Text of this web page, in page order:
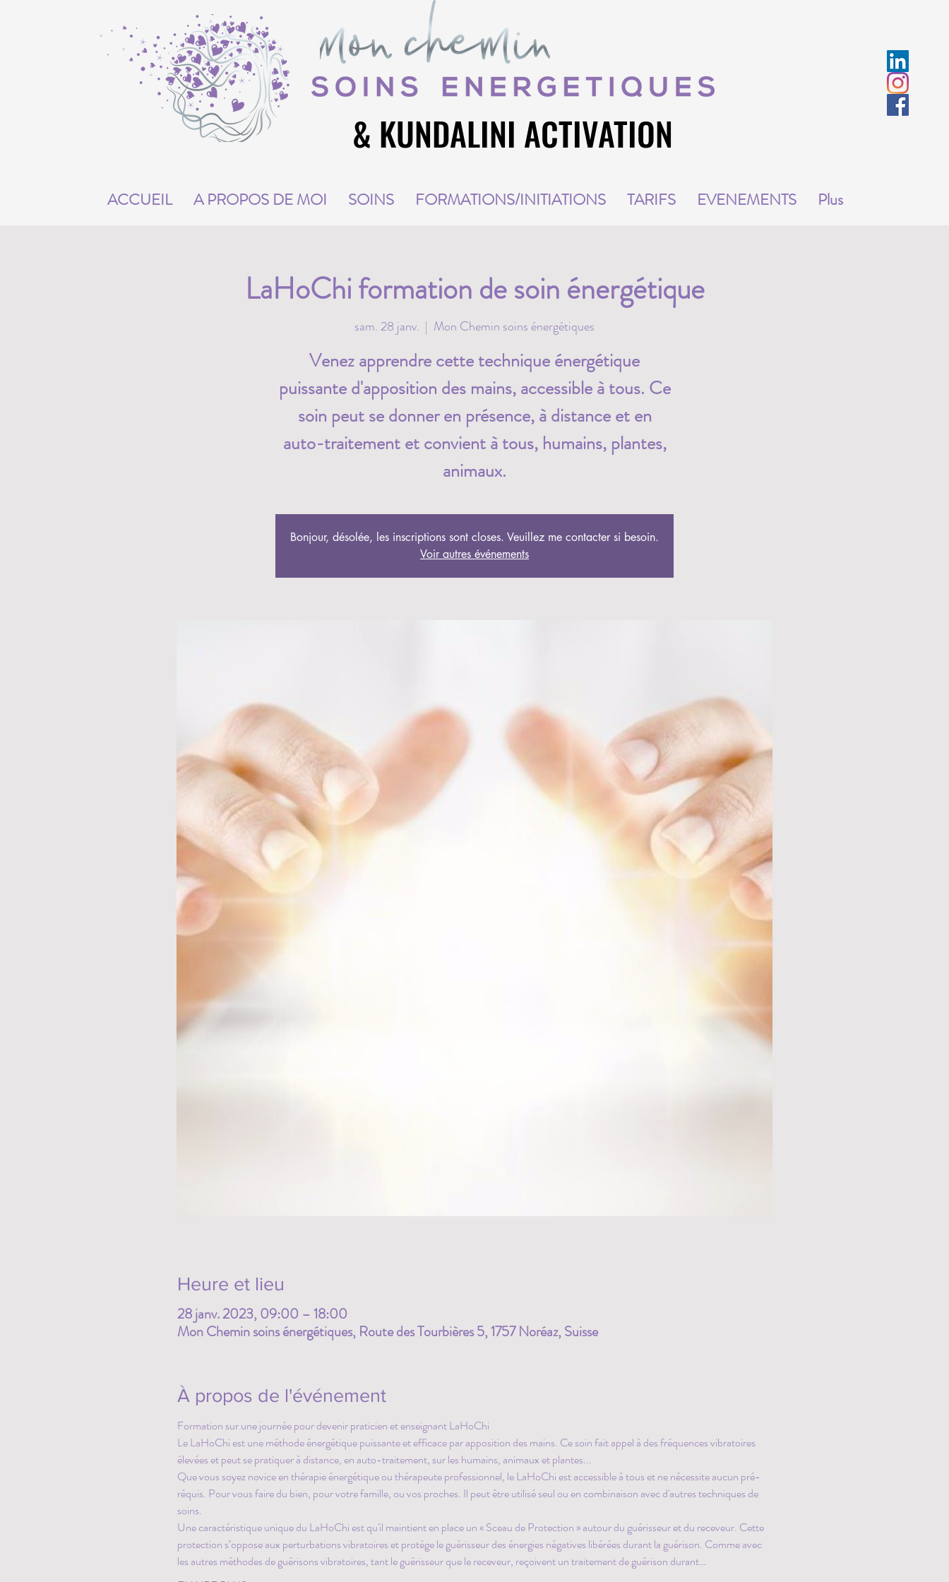
ACCUEIL A PROPOS DE MOI SOINS FORMATIONS/INITIATIONS TARIFS EVENEMENTS Plus
& KUNDALINI ACTIVATION
& KUNDALINI ACTIVATION
LaHoChi formation de soin énergétique
sam. 28 janv.
  |
Mon Chemin soins énergétiques
Venez apprendre cette technique énergétique
puissante d'apposition des mains, accessible à tous. Ce
soin peut se donner en présence, à distance et en
auto-traitement et convient à tous, humains, plantes,
animaux.
Bonjour, désolée, les inscriptions sont closes. Veuillez me contacter si besoin.
Voir autres événements
Heure et lieu
28 janv. 2023, 09:00 – 18:00
Mon Chemin soins énergétiques, Route des Tourbières 5, 1757 Noréaz, Suisse
À propos de l'événement
Formation sur une journée pour devenir praticien et enseignant LaHoChi
Le LaHoChi est une méthode énergétique puissante et efficace par apposition des mains. Ce soin fait appel à des fréquences vibratoires
élevées et peut se pratiquer à distance, en auto-traitement, sur les humains, animaux et plantes...
Que vous soyez novice en thérapie énergétique ou thérapeute professionnel, le LaHoChi est accessible à tous et ne nécessite aucun pré-
réquis. Pour vous faire du bien, pour votre famille, ou vos proches. Il peut être utilisé seul ou en combinaison avec d'autres techniques de
soins.
Une caractéristique unique du LaHoChi est qu'il maintient en place un « Sceau de Protection » autour du guérisseur et du receveur. Cette
protection s’oppose aux perturbations vibratoires et protège le guérisseur des énergies négatives libérées durant la guérison. Comme avec
les autres méthodes de guérisons vibratoires, tant le guérisseur que le receveur, reçoivent un traitement de guérison durant…